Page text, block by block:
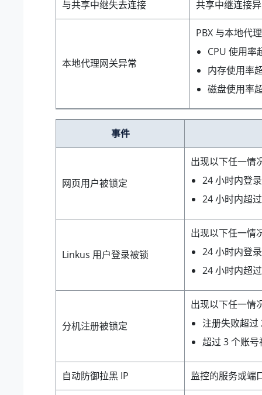
与共享中继失去连接 共享中继连接
本地代理网关异常
PBX 与本地代
CPU 使用率
内存使用率
磁盘使用率
事件
网页用户被锁定
出现以下任一情
24 小时内登
24 小时内超
Linkus 用户登录被锁
出现以下任一情
24 小时内登
24 小时内超
分机注册被锁定
出现以下任一情
注册失败超过
超过 3 个账
自动防御拉黑 IP 监控的服务或端